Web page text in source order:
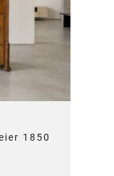
1850